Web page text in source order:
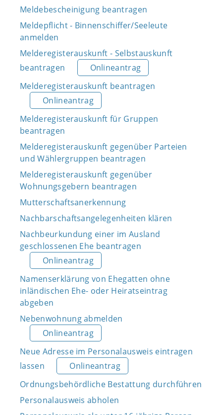
Meldebescheinigung beantragen
Meldepflicht - Binnenschiffer/Seeleute
anmelden
Melderegisterauskunft - Selbstauskunft
beantragen
Onlineantrag
Melderegisterauskunft beantragen
Onlineantrag
Melderegisterauskunft für Gruppen
beantragen
Melderegisterauskunft gegenüber Parteien
und Wählergruppen beantragen
Melderegisterauskunft gegenüber
Wohnungsgebern beantragen
Mutterschaftsanerkennung
Nachbarschaftsangelegenheiten klären
Nachbeurkundung einer im Ausland
geschlossenen Ehe beantragen
Onlineantrag
Namenserklärung von Ehegatten ohne
inländischen Ehe- oder Heiratseintrag
abgeben
Nebenwohnung abmelden
Onlineantrag
Neue Adresse im Personalausweis eintragen
lassen
Onlineantrag
Ordnungsbehördliche Bestattung durchführen
Personalausweis abholen